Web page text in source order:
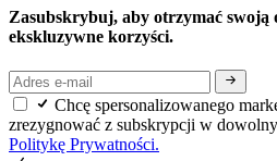
Zasubskrybuj, aby otrzymać swoją
ekskluzywne korzyści.
Chcę spersonalizowanego
zrezygnować z subskrypcji w
Politykę Prywatności.